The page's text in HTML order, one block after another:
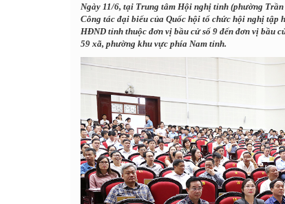
Ngày 11/6, tại Trung tâm Hội nghị tỉnh (phường
Công tác đại biểu của Quốc hội tổ chức hội nghị tập
HĐND tỉnh thuộc đơn vị bầu cử số 9 đến đơn vị bầu
59 xã, phường khu vực phía Nam tỉnh.